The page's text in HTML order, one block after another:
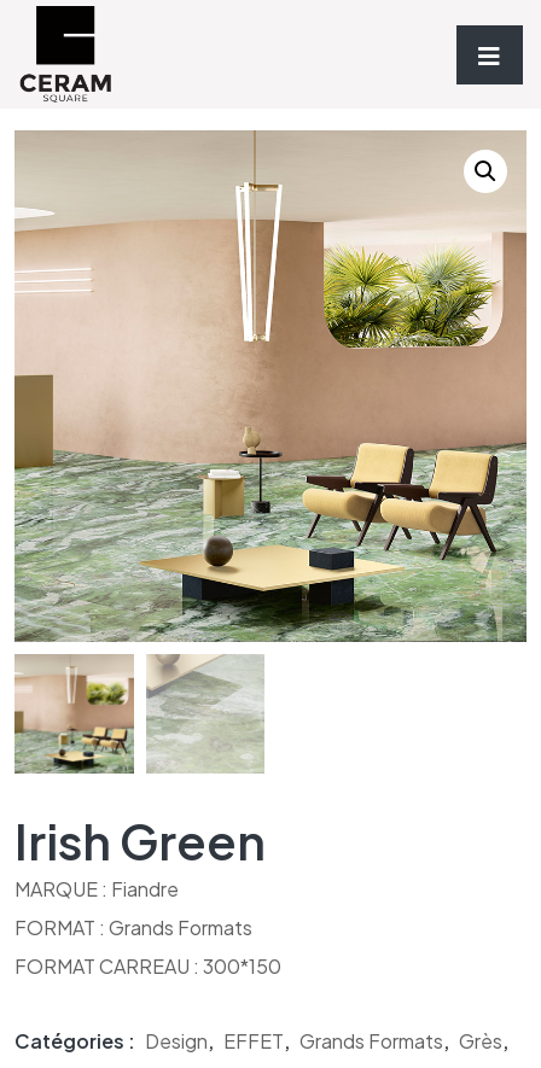
Accueil/Revêtements / Irish Green
Irish Green
MARQUE : Fiandre
FORMAT : Grands Formats
FORMAT CARREAU : 300*150
Catégories : Design, EFFET, Grands Formats, Grès,